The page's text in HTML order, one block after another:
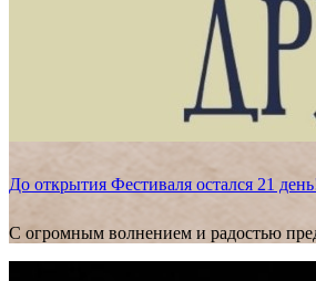
До открытия Фестиваля остался 21
С огромным волнением и радостью